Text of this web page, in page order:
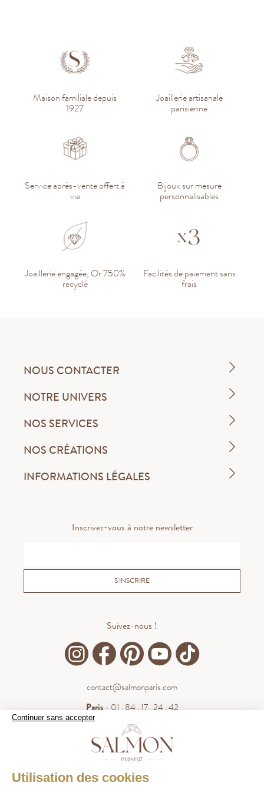
Continuer sans accepter
Utilisation des cookies
WHATSAPP
Maison familiale depuis
1927
Joaillerie artisanale
parisienne
Service après-vente offert à
vie
Bijoux sur mesure
personnalisables
Joaillerie engagée, Or 750%
recyclé
Facilités de paiement sans
frais
NOUS CONTACTER
NOTRE UNIVERS
NOS SERVICES
NOS CRÉATIONS
INFORMATIONS LÉGALES
Inscrivez-vous à notre newsletter
S'INSCRIRE
Suivez-nous !
contact@salmonparis.com
Paris- 01 . 84 . 17 . 24 . 42
- 05 . 35 . 54 . 45 . 53
WhatsApp- 07 . 81 . 63 . 76 . 57